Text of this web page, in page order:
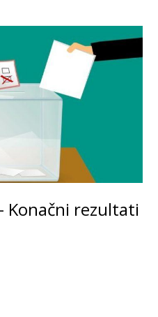
Konačni rezultati